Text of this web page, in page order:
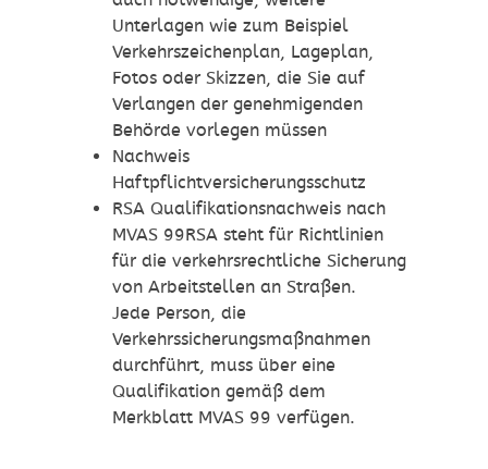
Unterlagen wie zum Beispiel
Verkehrszeichenplan, Lageplan,
Fotos oder Skizzen, die Sie auf
Verlangen der genehmigenden
Behörde vorlegen müssen
Nachweis
Haftpflichtversicherungsschutz
RSA Qualifikationsnachweis nach
MVAS 99RSA steht für Richtlinien
für die verkehrsrechtliche Sicherung
von Arbeitstellen an Straßen.
Jede Person, die
Verkehrssicherungsmaßnahmen
durchführt, muss über eine
Qualifikation gemäß dem
Merkblatt MVAS 99 verfügen.